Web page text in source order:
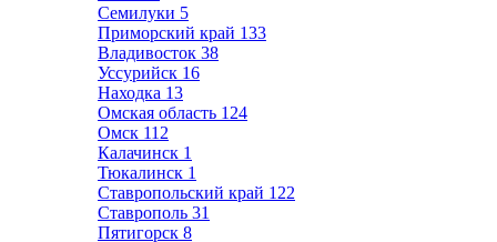
Семилуки 5
Приморский край 133
Владивосток 38
Уссурийск 16
Находка 13
Омская область 124
Омск 112
Калачинск 1
Тюкалинск 1
Ставропольский край 122
Ставрополь 31
Пятигорск 8